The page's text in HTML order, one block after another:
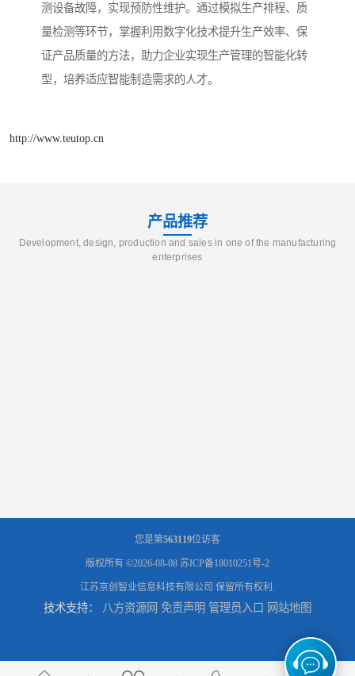
测设备故障，实现预防性维护。通过模拟生产排程、质
量检测等环节，掌握利用数字化技术提升生产效率、保
证产品质量的方法，助力企业实现生产管理的智能化转
型，培养适应智能制造需求的人才。​
http://www.teutop.cn
产品推荐
Development, design, production and sales in one of the manufacturing
enterprises
您是第563119位访客
版权所有 ©2026-08-08 苏ICP备18010251号-2
江苏京创智业信息科技有限公司 保留所有权利.
技术支持： 八方资源网 免责声明 管理员入口 网站地图